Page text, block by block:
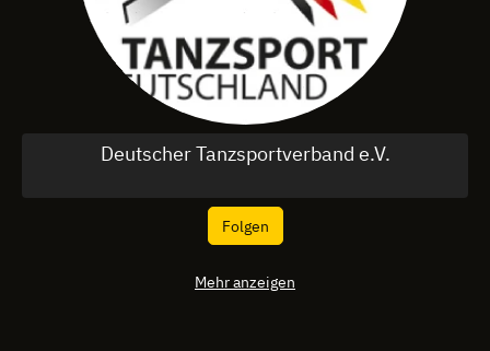
Deutscher Tanzsportverband e.V.
Folgen
Mehr anzeigen